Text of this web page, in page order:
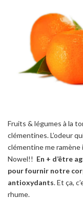
Fruits & légumes à la
clémentines. L’odeur
clémentine me
Nowel!! En + d’être
pour fournir notre
antioxydants. Et ça,
rhume.